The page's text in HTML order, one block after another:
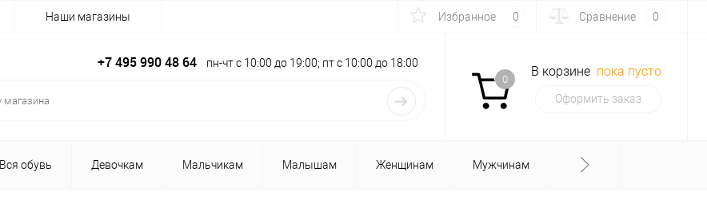
Наши магазины Избранное 0 Сравнение 0
+7 495 990 48 64 пн-чт с 10:00 до 19:00; пт с 10:00 до 18:00
0
В корзине пока пусто
Оформить заказ
Вся обувь Девочкам Мальчикам Малышам Женщинам Мужчинам